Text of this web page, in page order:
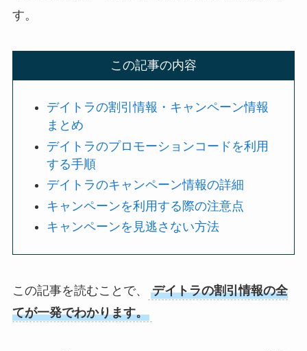
す。
この記事の内容
デイトラの割引情報・キャンペーン情報
まとめ
デイトラのプロモーションコードを利用
する手順
デイトラのキャンペーン情報の詳細
キャンペーンを利用する際の注意点
キャンペーンを見逃さない方法
この記事を読むことで、
デイトラの割引情報の全
てが一発でわかります。